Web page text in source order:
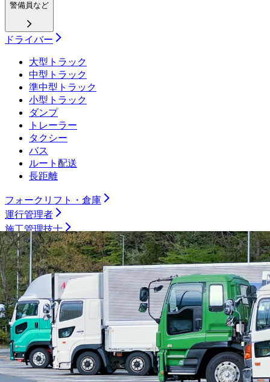
警備員など
ドライバー
大型トラック
中型トラック
準中型トラック
小型トラック
ダンプ
トレーラー
タクシー
バス
ルート配送
長距離
フォークリフト・倉庫
運行管理者
施工管理技士
土木施工管理技士
電気工事施工管理技士
建築施工管理技士
管工事施工管理技士
電気主任技術者
製造職
機械加工（旋盤）
機械加工（マシニング）
機械加工（プレス・板金）